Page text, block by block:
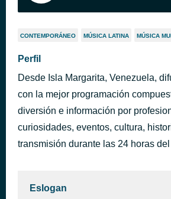
CONTEMPORÁNEO MÚSICA LATINA MÚSICA
Perfil
Desde Isla Margarita, Venezuela,
con la mejor programación
diversión e información por
curiosidades, eventos, cultura,
transmisión durante las 24 horas
Eslogan